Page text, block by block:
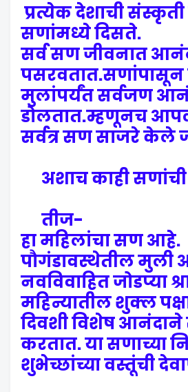
प्रत्येक देशाची संस्कृती
सणांमध्ये दिसते.
सर्व सण जीवनात
पसरवतात.सणांपासून
मुलांपर्यंत सर्वजण
डोलतात.म्हणूनच
सर्वत्र सण साजरे केले
अशाच काही सणांची
तीज-
हा महिलांचा सण आहे.
पौगंडावस्थेतील मुली
नवविवाहित जोडप्या
महिन्यातील शुक्ल
दिवशी विशेष आनंदाने
करतात. या सणाच्या
शुभेच्छांच्या वस्तूंची